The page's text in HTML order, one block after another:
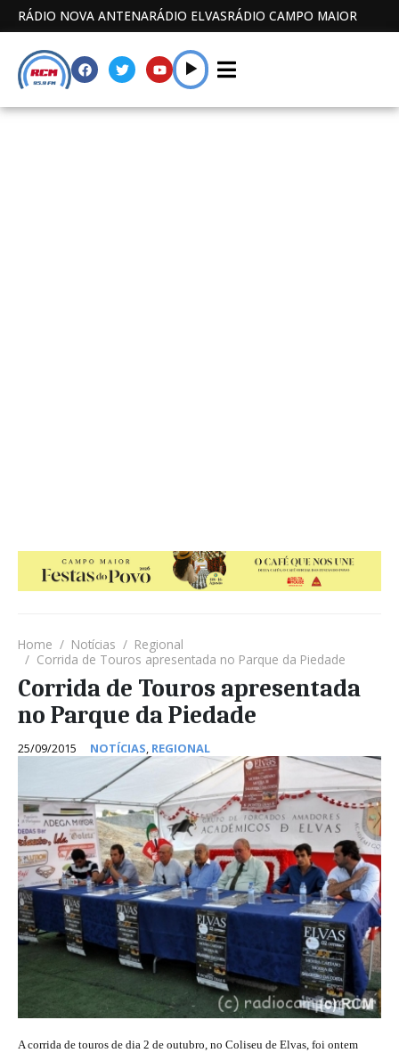
RÁDIO NOVA ANTENARÁDIO ELVASRÁDIO CAMPO MAIOR
Home Notícias
Regional
Corrida de Touros apresentada no Parque da Piedade
Corrida de Touros apresentada
no Parque da Piedade
25/09/2015 NOTÍCIAS, REGIONAL
A corrida de touros de dia 2 de outubro, no Coliseu de Elvas, foi ontem